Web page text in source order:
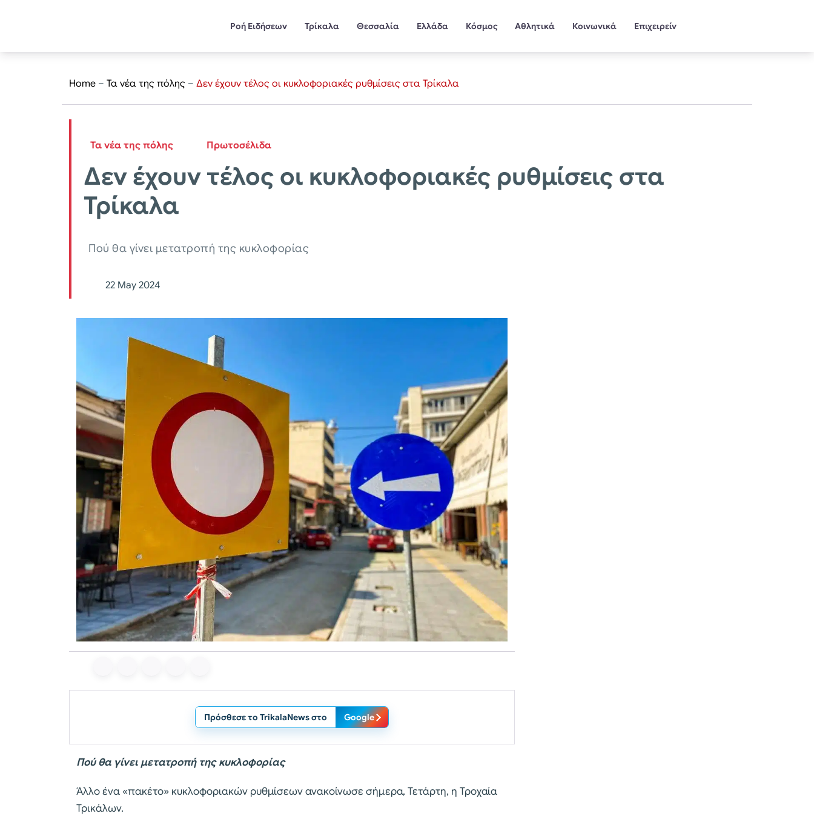
Ροή Ειδήσεων Τρίκαλα Θεσσαλία Ελλάδα Κόσμος Αθλητικά Κοινωνικά Επιχειρείν
Home – Τα νέα της πόλης – Δεν έχουν τέλος οι κυκλοφοριακές ρυθμίσεις στα Τρίκαλα
Τα νέα της πόλης Πρωτοσέλιδα
Δεν έχουν τέλος οι κυκλοφοριακές ρυθμίσεις στα
Τρίκαλα
Πού θα γίνει μετατροπή της κυκλοφορίας
22 May 2024
Πρόσθεσε το TrikalaNews στο Google
Πού θα γίνει μετατροπή της κυκλοφορίας
Άλλο ένα «πακέτο» κυκλοφοριακών ρυθμίσεων ανακοίνωσε σήμερα, Τετάρτη, η Τροχαία
Τρικάλων.